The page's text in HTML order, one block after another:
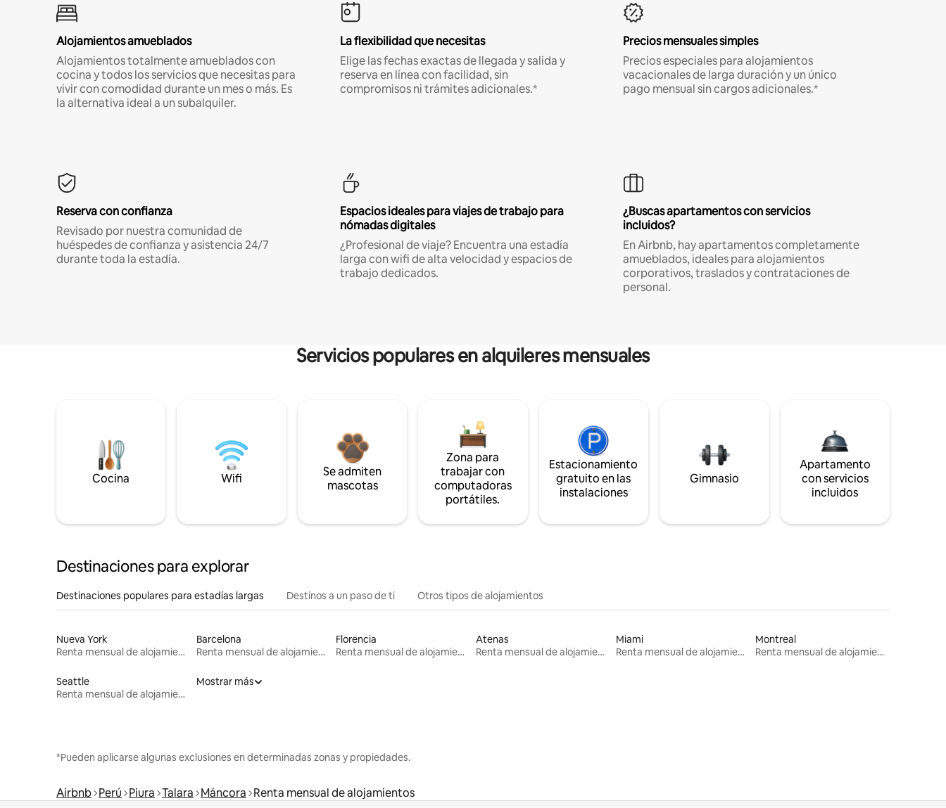
Alojamientos amueblados
Alojamientos totalmente amueblados con
cocina y todos los servicios que necesitas para
vivir con comodidad durante un mes o más. Es
la alternativa ideal a un subalquiler.
La flexibilidad que necesitas
Elige las fechas exactas de llegada y salida y
reserva en línea con facilidad, sin
compromisos ni trámites adicionales.*
Precios mensuales simples
Precios especiales para alojamientos
vacacionales de larga duración y un único
pago mensual sin cargos adicionales.*
Reserva con confianza
Revisado por nuestra comunidad de
huéspedes de confianza y asistencia 24/7
durante toda la estadía.
Espacios ideales para viajes de trabajo para
nómadas digitales
¿Profesional de viaje? Encuentra una estadía
larga con wifi de alta velocidad y espacios de
trabajo dedicados.
¿Buscas apartamentos con servicios
incluidos?
En Airbnb, hay apartamentos completamente
amueblados, ideales para alojamientos
corporativos, traslados y contrataciones de
personal.
Servicios populares en alquileres mensuales
Cocina Wifi
Se admiten
mascotas
Zona para
trabajar con
computadoras
portátiles.
Estacionamiento
gratuito en las
instalaciones
Gimnasio
Apartamento
con servicios
incluidos
Destinaciones para explorar
Destinaciones populares para estadías largas Destinos a un paso de ti Otros tipos de alojamientos
Nueva York
Renta mensual de alojamientos
Barcelona
Renta mensual de alojamientos
Florencia
Renta mensual de alojamientos
Atenas
Renta mensual de alojamientos
Miami
Renta mensual de alojamientos
Montreal
Renta mensual de alojamientos
Seattle
Renta mensual de alojamientos
Mostrar más
*Pueden aplicarse algunas exclusiones en determinadas zonas y propiedades.
Airbnb Perú Piura Talara Máncora Renta mensual de alojamientos